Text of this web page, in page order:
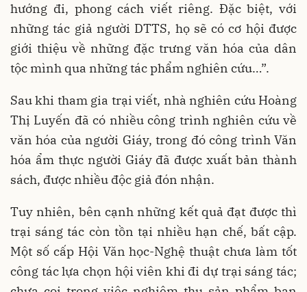
hướng đi, phong cách viết riêng. Đặc biệt, với
những tác giả người DTTS, họ sẽ có cơ hội được
giới thiệu về những đặc trưng văn hóa của dân
tộc mình qua những tác phẩm nghiên cứu…”.
Sau khi tham gia trại viết, nhà nghiên cứu Hoàng
Thị Luyến đã có nhiều công trình nghiên cứu về
văn hóa của người Giáy, trong đó công trình Văn
hóa ẩm thực người Giáy đã được xuất bản thành
sách, được nhiều độc giả đón nhận.
Tuy nhiên, bên cạnh những kết quả đạt được thì
trại sáng tác còn tồn tại nhiều hạn chế, bất cập.
Một số cấp Hội Văn học-Nghệ thuật chưa làm tốt
công tác lựa chọn hội viên khi đi dự trại sáng tác;